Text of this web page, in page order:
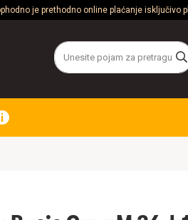
je prethodno online plaćanje isključivo